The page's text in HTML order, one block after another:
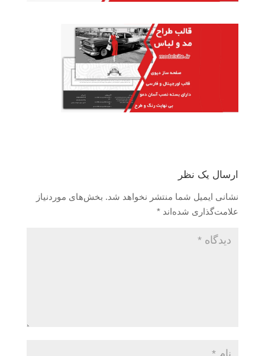
ارسال یک نظر
نشانی ایمیل شما منتشر نخواهد شد. بخش‌های موردنیاز
علامت‌گذاری شده‌اند *